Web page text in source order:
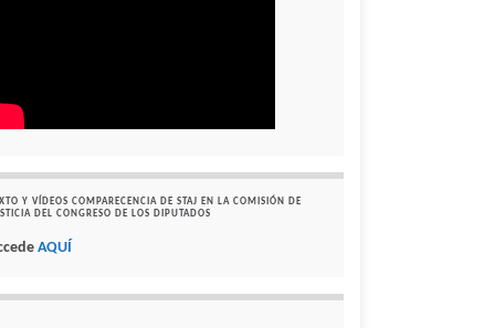
Y VÍDEOS COMPARECENCIA DE STAJ EN LA COMISIÓN DE
DEL CONGRESO DE LOS DIPUTADOS
AQUÍ